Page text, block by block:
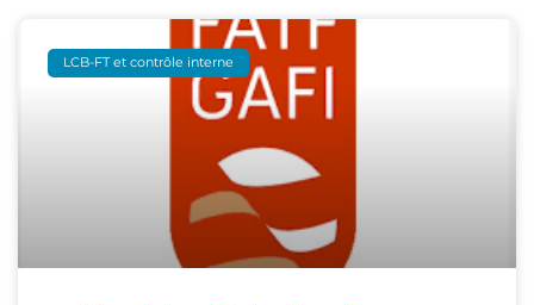
LCB-FT et contrôle interne